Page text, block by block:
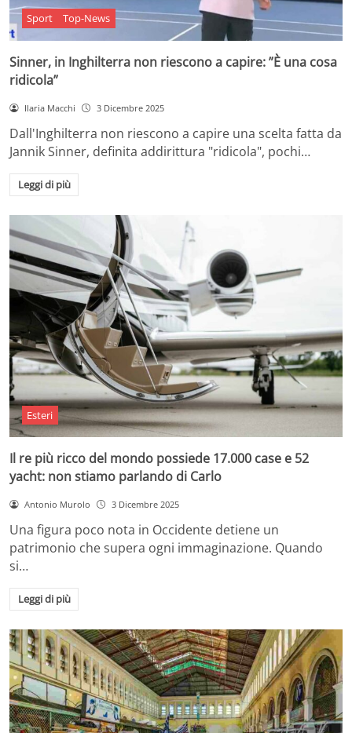
Sport Top-News
Sinner, in Inghilterra non riescono a capire: ”È una cosa
ridicola”
Ilaria Macchi 3 Dicembre 2025
Dall'Inghilterra non riescono a capire una scelta fatta da
Jannik Sinner, definita addirittura "ridicola", pochi…
Leggi di più
Esteri
Il re più ricco del mondo possiede 17.000 case e 52
yacht: non stiamo parlando di Carlo
Antonio Murolo 3 Dicembre 2025
Una figura poco nota in Occidente detiene un
patrimonio che supera ogni immaginazione. Quando
si…
Leggi di più